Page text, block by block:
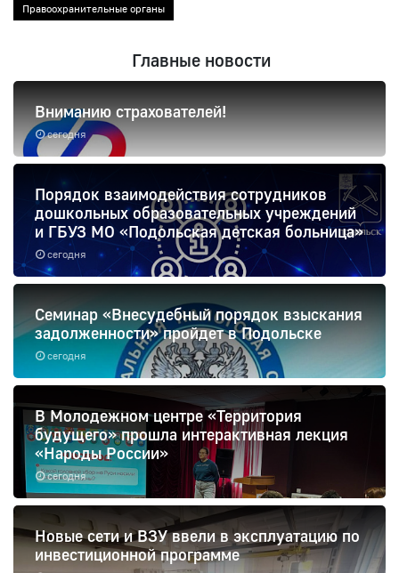
Правоохранительные органы
Главные новости
сегодня
Вниманию страхователей!
сегодня
Порядок взаимодействия сотрудников
дошкольных образовательных учреждений
и ГБУЗ МО «Подольская детская больница»
сегодня
Семинар «Внесудебный порядок взыскания
задолженности» пройдет в Подольске
сегодня
В Молодежном центре «Территория
будущего» прошла интерактивная лекция
«Народы России»
Новые сети и ВЗУ ввели в эксплуатацию по
инвестиционной программе